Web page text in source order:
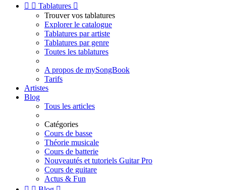
  Tablatures 
Trouver vos tablatures
Explorer le catalogue
Tablatures par artiste
Tablatures par genre
Toutes les tablatures
A propos de mySongBook
Tarifs
Artistes
Blog
Tous les articles
Catégories
Cours de basse
Théorie musicale
Cours de batterie
Nouveautés et tutoriels Guitar Pro
Cours de guitare
Actus & Fun